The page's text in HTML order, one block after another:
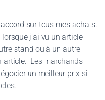
sur tous mes achats.
j’ai vu un article
stand ou à un autre
article. Les marchands
un meilleur prix si